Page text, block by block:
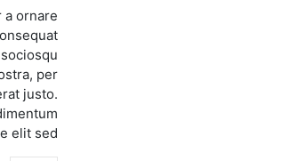
a ornare
per
justo.
elit sed.